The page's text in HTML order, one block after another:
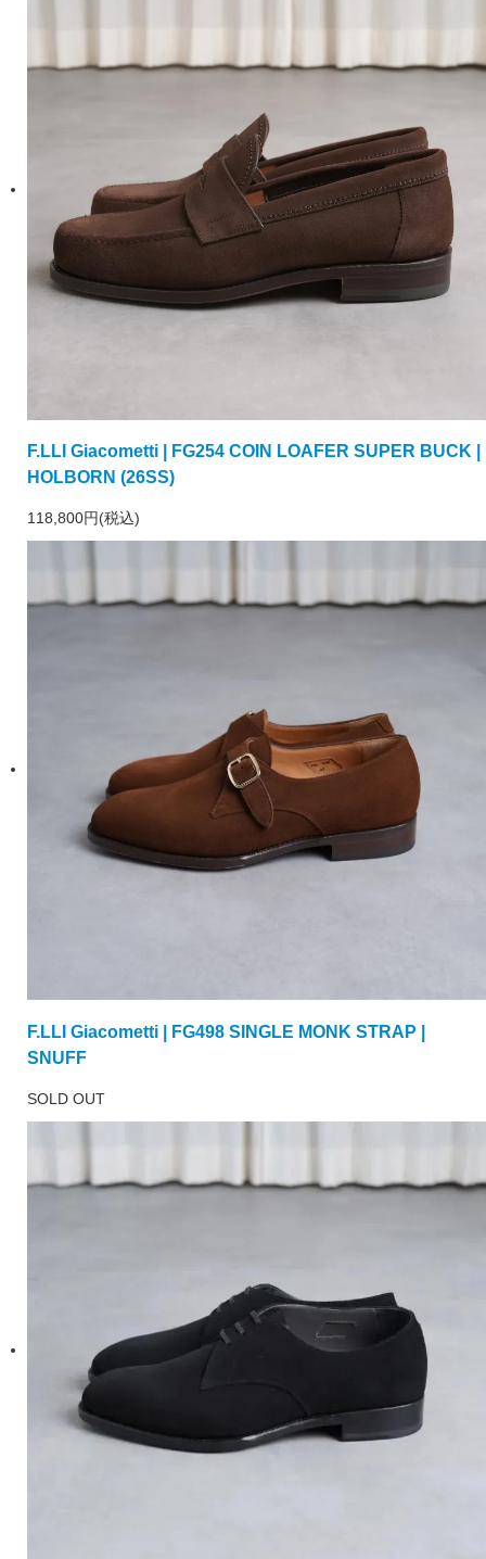
F.LLI Giacometti | FG254 COIN LOAFER SUPER BUCK |
HOLBORN (26SS)
118,800円(税込)
F.LLI Giacometti | FG498 SINGLE MONK STRAP |
SNUFF
SOLD OUT